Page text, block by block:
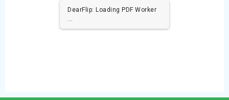
DearFlip: Loading PDF Worker
...